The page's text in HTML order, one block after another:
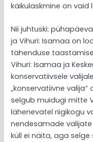
käikulaskmine on
Nii juhtuski:
ja Vihuri: Isamaa on
tähenduse
Vihuri: Isamaa ja
konservatiivsele
„konservatiivne
selgub muidugi mitte
lähenevatel riigikogu
nendesamade
küll ei näita, aga selge